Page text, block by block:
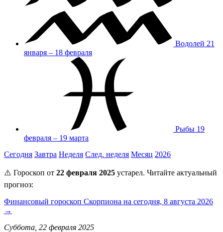
Водолей 21
января – 18 февраля
Рыбы 19
февраля – 19 марта
Сегодня Завтра Неделя След. неделя Месяц 2026
⚠️ Гороскоп от 22 февраля 2025 устарел. Читайте актуальный
прогноз:
Финансовый гороскоп Скорпиона на сегодня, 8 августа 2026
→
Суббота, 22 февраля 2025